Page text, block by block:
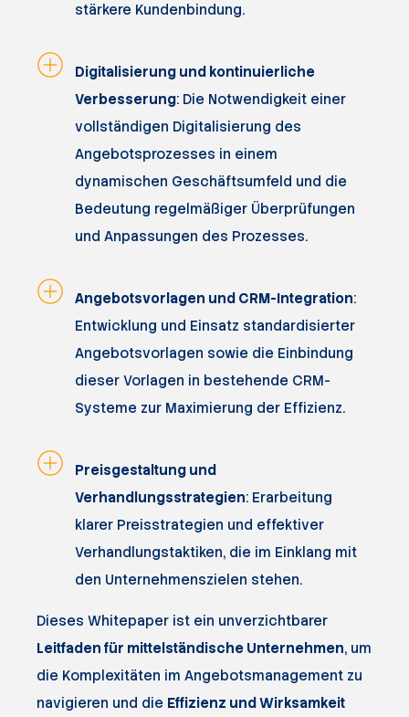
stärkere Kundenbindung.
Digitalisierung und kontinuierliche
Verbesserung: Die Notwendigkeit einer
vollständigen Digitalisierung des
Angebotsprozesses in einem
dynamischen Geschäftsumfeld und die
Bedeutung regelmäßiger Überprüfungen
und Anpassungen des Prozesses.
Angebotsvorlagen und CRM-Integration:
Entwicklung und Einsatz standardisierter
Angebotsvorlagen sowie die Einbindung
dieser Vorlagen in bestehende CRM-
Systeme zur Maximierung der Effizienz.
Preisgestaltung und
Verhandlungsstrategien: Erarbeitung
klarer Preisstrategien und effektiver
Verhandlungstaktiken, die im Einklang mit
den Unternehmenszielen stehen.
Dieses Whitepaper ist ein unverzichtbarer
Leitfaden für mittelständische Unternehmen, um
die Komplexitäten im Angebotsmanagement zu
navigieren und die Effizienz und Wirksamkeit